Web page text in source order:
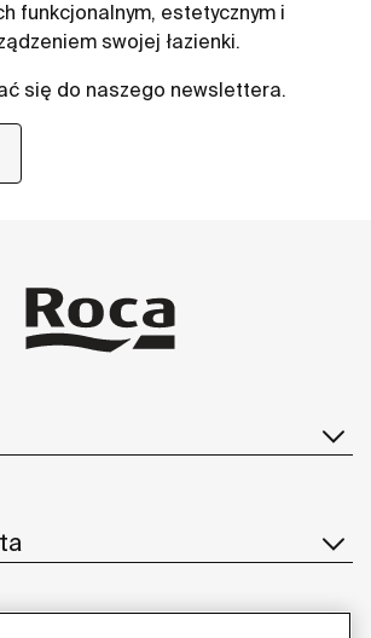
funkcjonalnym, estetycznym i
swojej łazienki.
się do naszego newslettera.